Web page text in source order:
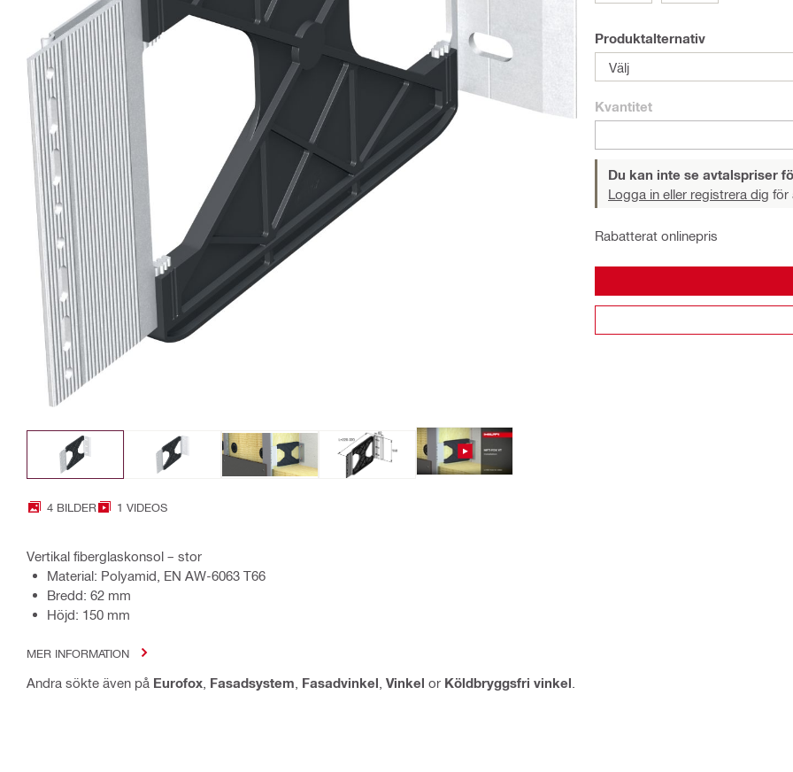
4 BILDER 1 VIDEOS
Vertikal fiberglaskonsol – stor
Material: Polyamid, EN AW-6063 T66
Bredd: 62 mm
Höjd: 150 mm
MER INFORMATION
Andra sökte även på Eurofox Fasadsystem Fasadvinkel Vinkel or Köldbryggsfri vinkel
Produktalternativ
Välj
Kvantitet
Du kan inte se avtalspriser
Logga in eller registrera dig för
Rabatterat onlinepris